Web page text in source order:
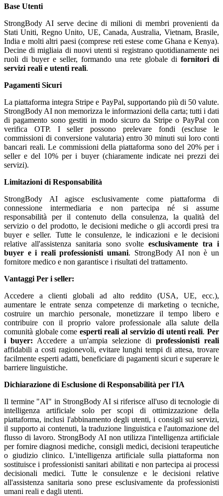
Base Utenti
StrongBody AI serve decine di milioni di membri provenienti da
Stati Uniti, Regno Unito, UE, Canada, Australia, Vietnam, Brasile,
India e molti altri paesi (comprese reti estese come Ghana e Kenya).
Decine di migliaia di nuovi utenti si registrano quotidianamente nei
ruoli di buyer e seller, formando una rete globale di fornitori di
servizi reali e utenti reali.
Pagamenti Sicuri
La piattaforma integra Stripe e PayPal, supportando più di 50 valute.
StrongBody AI non memorizza le informazioni della carta; tutti i dati
di pagamento sono gestiti in modo sicuro da Stripe o PayPal con
verifica OTP. I seller possono prelevare fondi (escluse le
commissioni di conversione valutaria) entro 30 minuti sui loro conti
bancari reali. Le commissioni della piattaforma sono del 20% per i
seller e del 10% per i buyer (chiaramente indicate nei prezzi dei
servizi).
Limitazioni di Responsabilità
StrongBody AI agisce esclusivamente come piattaforma di
connessione intermediaria e non partecipa né si assume
responsabilità per il contenuto della consulenza, la qualità del
servizio o del prodotto, le decisioni mediche o gli accordi presi tra
buyer e seller. Tutte le consulenze, le indicazioni e le decisioni
relative all'assistenza sanitaria sono svolte esclusivamente tra i
buyer e i reali professionisti umani. StrongBody AI non è un
fornitore medico e non garantisce i risultati del trattamento.
Vantaggi Per i seller:
Accedere a clienti globali ad alto reddito (USA, UE, ecc.),
aumentare le entrate senza competenze di marketing o tecniche,
costruire un marchio personale, monetizzare il tempo libero e
contribuire con il proprio valore professionale alla salute della
comunità globale come esperti reali al servizio di utenti reali.Per
i buyer: Accedere a un'ampia selezione di professionisti reali
affidabili a costi ragionevoli, evitare lunghi tempi di attesa, trovare
facilmente esperti adatti, beneficiare di pagamenti sicuri e superare le
barriere linguistiche.
Dichiarazione di Esclusione di Responsabilità per l'IA
Il termine "AI" in StrongBody AI si riferisce all'uso di tecnologie di
intelligenza artificiale solo per scopi di ottimizzazione della
piattaforma, inclusi l'abbinamento degli utenti, i consigli sui servizi,
il supporto ai contenuti, la traduzione linguistica e l'automazione del
flusso di lavoro. StrongBody AI non utilizza l'intelligenza artificiale
per fornire diagnosi mediche, consigli medici, decisioni terapeutiche
o giudizio clinico. L'intelligenza artificiale sulla piattaforma non
sostituisce i professionisti sanitari abilitati e non partecipa ai processi
decisionali medici. Tutte le consulenze e le decisioni relative
all'assistenza sanitaria sono prese esclusivamente da professionisti
umani reali e dagli utenti.